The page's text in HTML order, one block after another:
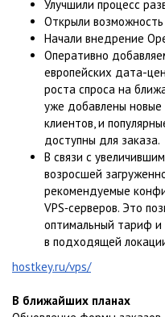
Улучшили процесс
Открыли возможность
Начали внедрение
Оперативно
европейских дата-
роста спроса на
уже добавлены новые
клиентов, и
доступны для заказа.
В связи с
возросшей
рекомендуемые
VPS‑серверов. Это
оптимальный тариф и
в подходящей
hostkey.ru/vps/
В ближайших планах